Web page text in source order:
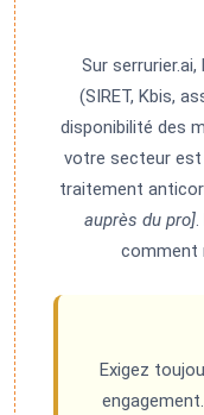
Sur
(SIRET, Kbis,
disponibilité des
votre secteur est
traitement
auprès du pro].
comment
Exigez